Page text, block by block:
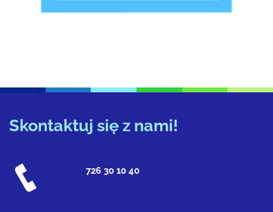
Skontaktuj się z nami!
726 30 10 40